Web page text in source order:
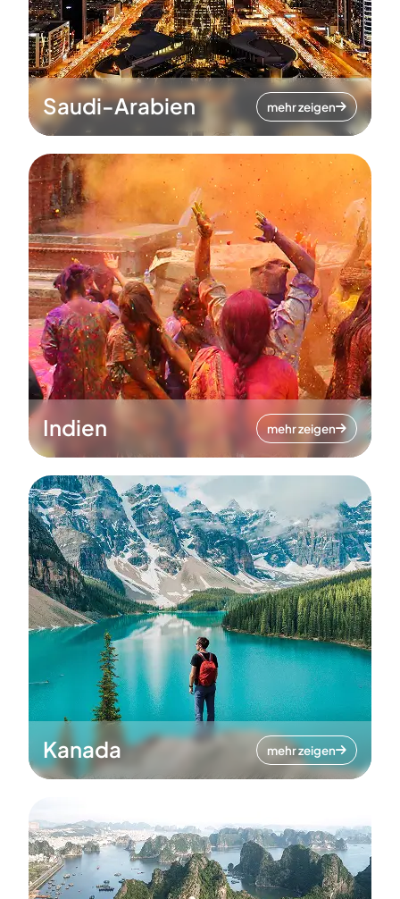
Saudi-Arabien mehr zeigen
Indien mehr zeigen
Kanada mehr zeigen